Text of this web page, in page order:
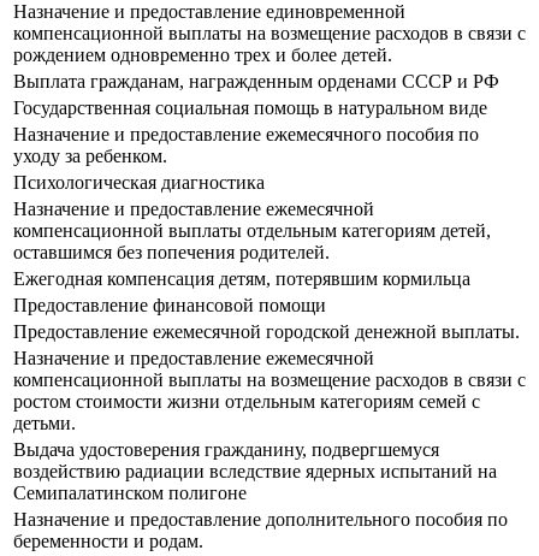
Назначение и предоставление единовременной
компенсационной выплаты на возмещение расходов в связи с
рождением одновременно трех и более детей.
Выплата гражданам, награжденным орденами СССР и РФ
Государственная социальная помощь в натуральном виде
Назначение и предоставление ежемесячного пособия по
уходу за ребенком.
Психологическая диагностика
Назначение и предоставление ежемесячной
компенсационной выплаты отдельным категориям детей,
оставшимся без попечения родителей.
Ежегодная компенсация детям, потерявшим кормильца
Предоставление финансовой помощи
Предоставление ежемесячной городской денежной выплаты.
Назначение и предоставление ежемесячной
компенсационной выплаты на возмещение расходов в связи с
ростом стоимости жизни отдельным категориям семей с
детьми.
Выдача удостоверения гражданину, подвергшемуся
воздействию радиации вследствие ядерных испытаний на
Семипалатинском полигоне
Назначение и предоставление дополнительного пособия по
беременности и родам.